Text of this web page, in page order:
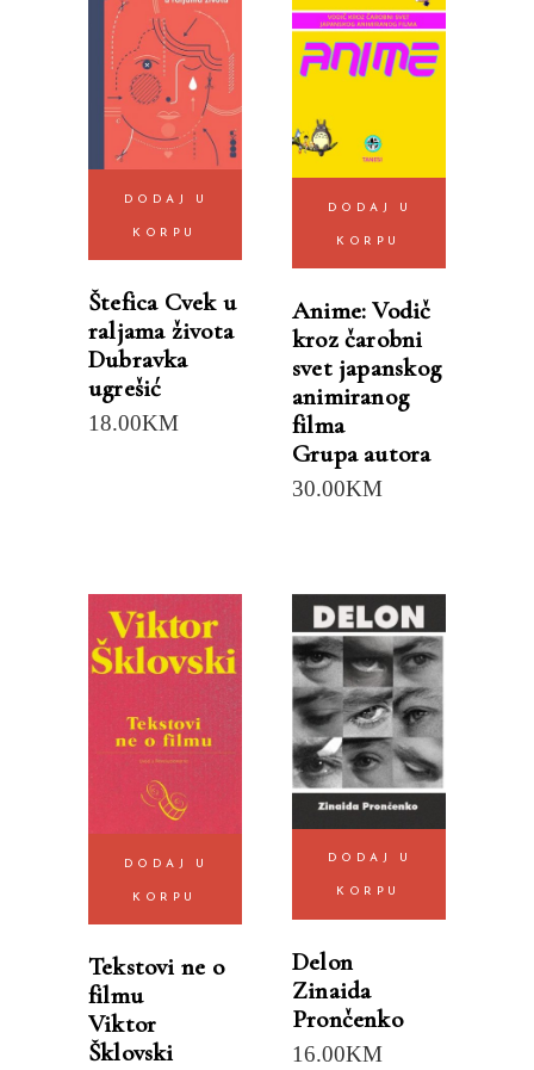
DODAJ U
KORPU
Štefica Cvek u
raljama života
Dubravka
ugrešić
18.00KM
DODAJ U
KORPU
Anime: Vodič
kroz čarobni
svet japanskog
animiranog
filma
Grupa autora
30.00KM
DODAJ U
KORPU
Tekstovi ne o
filmu
Viktor
Šklovski
DODAJ U
KORPU
Delon
Zinaida
Prončenko
16.00KM